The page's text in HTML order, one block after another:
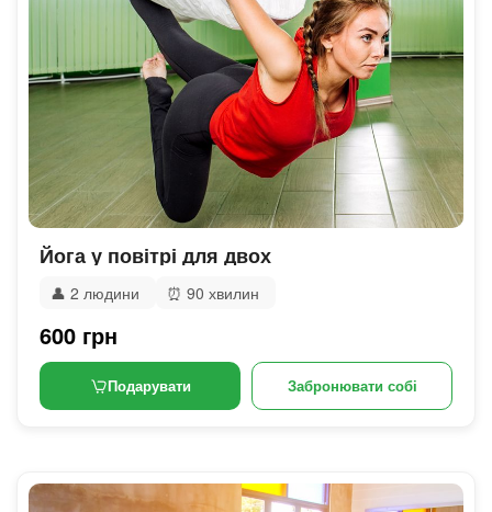
Йога у повітрі для двох
👤 2 людини ⏰ 90 хвилин
600 грн
Подарувати Забронювати собі